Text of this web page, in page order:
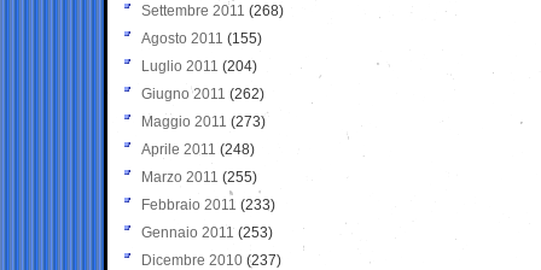
Settembre 2011 (268)
Agosto 2011 (155)
Luglio 2011 (204)
Giugno 2011 (262)
Maggio 2011 (273)
Aprile 2011 (248)
Marzo 2011 (255)
Febbraio 2011 (233)
Gennaio 2011 (253)
Dicembre 2010 (237)